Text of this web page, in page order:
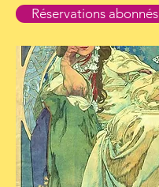
Réservations abonnés